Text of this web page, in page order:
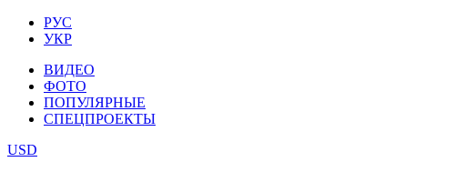
РУС
УКР
ВИДЕО
ФОТО
ПОПУЛЯРНЫЕ
СПЕЦПРОЕКТЫ
USD